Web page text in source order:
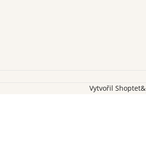
Vytvořil Shoptet&